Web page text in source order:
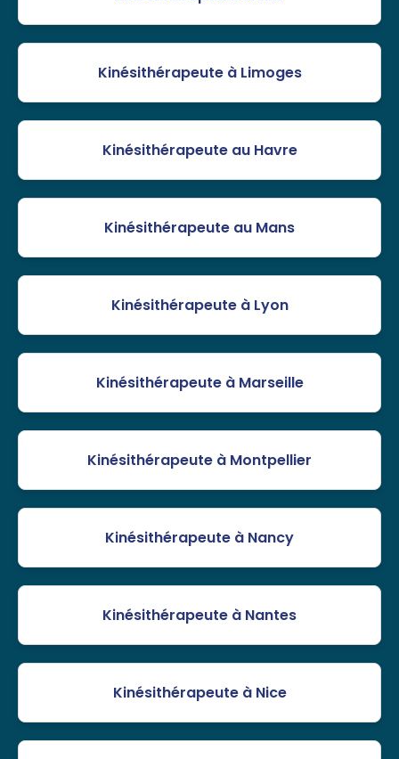
Kinésithérapeute à Limoges
Kinésithérapeute au Havre
Kinésithérapeute au Mans
Kinésithérapeute à Lyon
Kinésithérapeute à Marseille
Kinésithérapeute à Montpellier
Kinésithérapeute à Nancy
Kinésithérapeute à Nantes
Kinésithérapeute à Nice